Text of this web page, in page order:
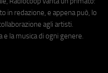
in redazione, e appena può, lo
agli artisti.
e la musica di ogni genere.